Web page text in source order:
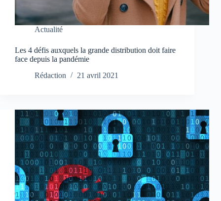
Actualité
Les 4 défis auxquels la grande distribution doit faire
face depuis la pandémie
Rédaction
21 avril 2021